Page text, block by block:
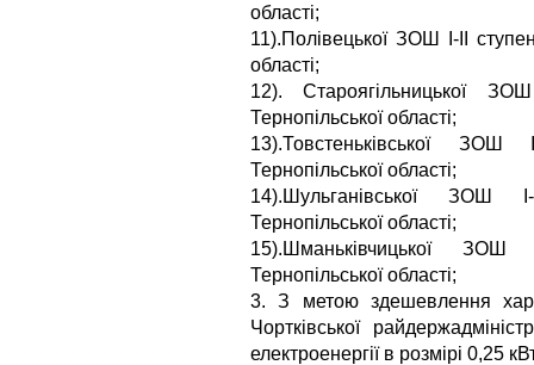
області;
11).Полівецької ЗОШ I-II
області;
12). Староягільницької
Тернопільської області;
13).Товстеньківської ЗОШ
Тернопільської області;
14).Шульганівської ЗОШ
Тернопільської області;
15).Шманьківчицької ЗОШ
Тернопільської області;
3. З метою здешевлення
Чортківської
електроенергії в розмірі 0,25